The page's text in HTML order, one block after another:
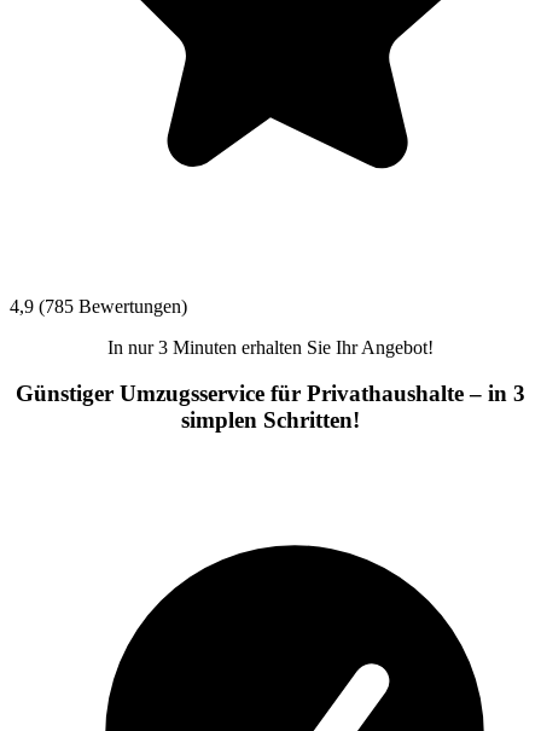
4,9 (785 Bewertungen)
In nur 3 Minuten erhalten Sie Ihr Angebot!
Günstiger Umzugsservice für Privathaushalte – in 3
simplen Schritten!